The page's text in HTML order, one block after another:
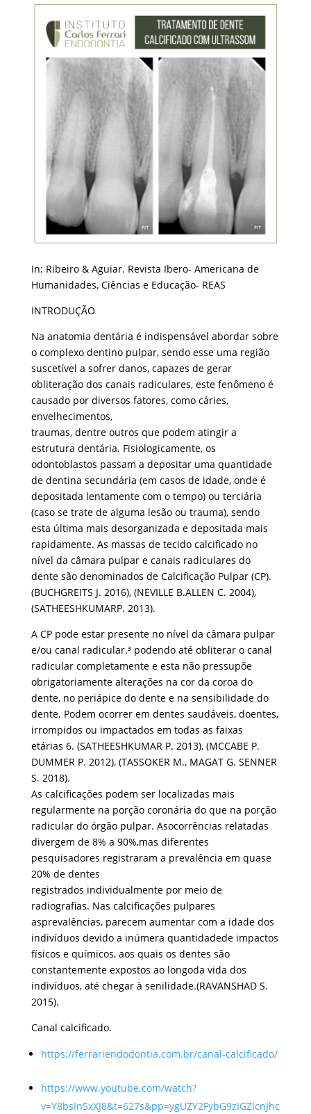
In: Ribeiro & Aguiar. Revista Ibero- Americana de
Humanidades, Ciências e Educação- REAS
INTRODUÇÃO
Na anatomia dentária é indispensável abordar sobre
o complexo dentino pulpar, sendo esse uma região
suscetível a sofrer danos, capazes de gerar
obliteração dos canais radiculares, este fenômeno é
causado por diversos fatores, como cáries,
envelhecimentos,
traumas, dentre outros que podem atingir a
estrutura dentária. Fisiologicamente, os
odontoblastos passam a depositar uma quantidade
de dentina secundária (em casos de idade, onde é
depositada lentamente com o tempo) ou terciária
(caso se trate de alguma lesão ou trauma), sendo
esta última mais desorganizada e depositada mais
rapidamente. As massas de tecido calcificado no
nível da câmara pulpar e canais radiculares do
dente são denominados de Calcificação Pulpar (CP).
(BUCHGREITS J. 2016), (NEVILLE B.ALLEN C. 2004),
(SATHEESHKUMARP. 2013).
A CP pode estar presente no nível da câmara pulpar
e/ou canal radicular.³ podendo até obliterar o canal
radicular completamente e esta não pressupõe
obrigatoriamente alterações na cor da coroa do
dente, no periápice do dente e na sensibilidade do
dente. Podem ocorrer em dentes saudáveis, doentes,
irrompidos ou impactados em todas as faixas
etárias 6. (SATHEESHKUMAR P. 2013), (MCCABE P.
DUMMER P. 2012), (TASSOKER M., MAGAT G. SENNER
S. 2018).
As calcificações podem ser localizadas mais
regularmente na porção coronária do que na porção
radicular do órgão pulpar. Asocorrências relatadas
divergem de 8% a 90%,mas diferentes
pesquisadores registraram a prevalência em quase
20% de dentes
registrados individualmente por meio de
radiografias. Nas calcificações pulpares
asprevalências, parecem aumentar com a idade dos
indivíduos devido a inúmera quantidadede impactos
físicos e químicos, aos quais os dentes são
constantemente expostos ao longoda vida dos
indivíduos, até chegar à senilidade.(RAVANSHAD S.
2015).
Canal calcificado.
https://ferrariendodontia.com.br/canal-calcificado/
https://www.youtube.com/watch?
v=Y8bsIn5xXJ8&t=627s&pp=ygUZY2FybG9zIGZlcnJhc